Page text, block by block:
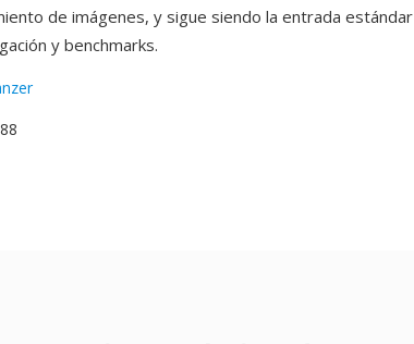
de imágenes, y sigue siendo la entrada
y benchmarks.